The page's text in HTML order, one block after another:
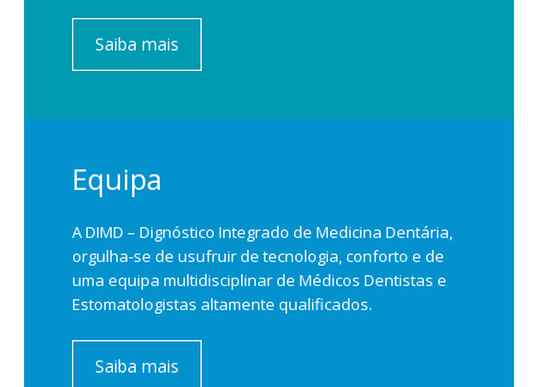
Saiba mais
Equipa
A DIMD – Dignóstico Integrado de Medicina Dentária,
orgulha-se de usufruir de tecnologia, conforto e de
uma equipa multidisciplinar de Médicos Dentistas e
Estomatologistas altamente qualificados.
Saiba mais